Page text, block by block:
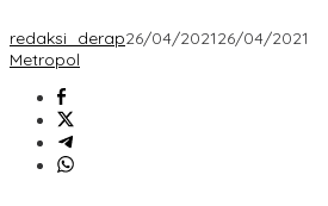
redaksi_derap26/04/202126/04/2021
Metropol